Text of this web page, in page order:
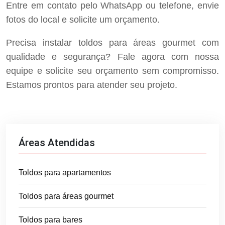
Áreas Atendidas
Toldos para apartamentos
Toldos para áreas gourmet
Toldos para bares
Entre em contato pelo WhatsApp ou telefone, envie
fotos do local e solicite um orçamento.
Precisa instalar toldos para áreas gourmet com
qualidade e segurança? Fale agora com nossa
equipe e solicite seu orçamento sem compromisso.
Estamos prontos para atender seu projeto.